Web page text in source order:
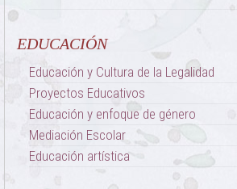
EDUCACIÓN
Educación y Cultura de la Legalidad
Proyectos Educativos
Educación y enfoque de género
Mediación Escolar
Educación artística